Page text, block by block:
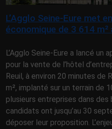
L’Agglo Seine-Eure met
économique de 3 614 m²
L’Agglo Seine-Eure a lancé
pour la vente de l’hôtel
Reuil, à environ 20 minutes de
m², implanté sur un terrain de
plusieurs entreprises dans
candidats ont jusqu’au 30
déposer leur proposition.